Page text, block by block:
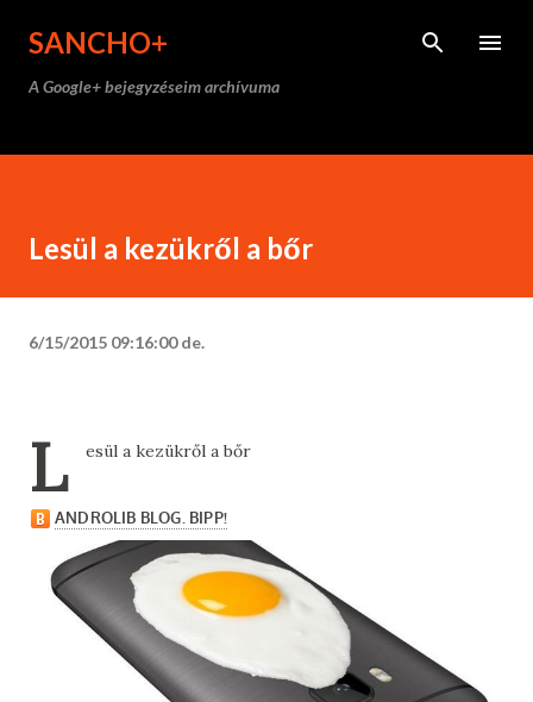
SANCHO+
A Google+ bejegyzéseim archívuma
Lesül a kezükről a bőr
6/15/2015 09:16:00 de.
L esül a kezükről a bőr